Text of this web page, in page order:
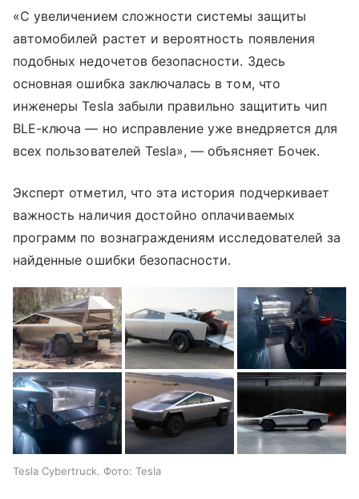
«С увеличением сложности системы защиты
автомобилей растет и вероятность появления
подобных недочетов безопасности. Здесь
основная ошибка заключалась в том, что
инженеры Tesla забыли правильно защитить чип
BLE-ключа — но исправление уже внедряется для
всех пользователей Tesla», — объясняет Бочек.
Эксперт отметил, что эта история подчеркивает
важность наличия достойно оплачиваемых
программ по вознаграждениям исследователей за
найденные ошибки безопасности.
Tesla Cybertruck. Фото: Tesla